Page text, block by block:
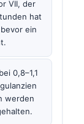
VII, der
hat
ein
0,8–1,1
werden